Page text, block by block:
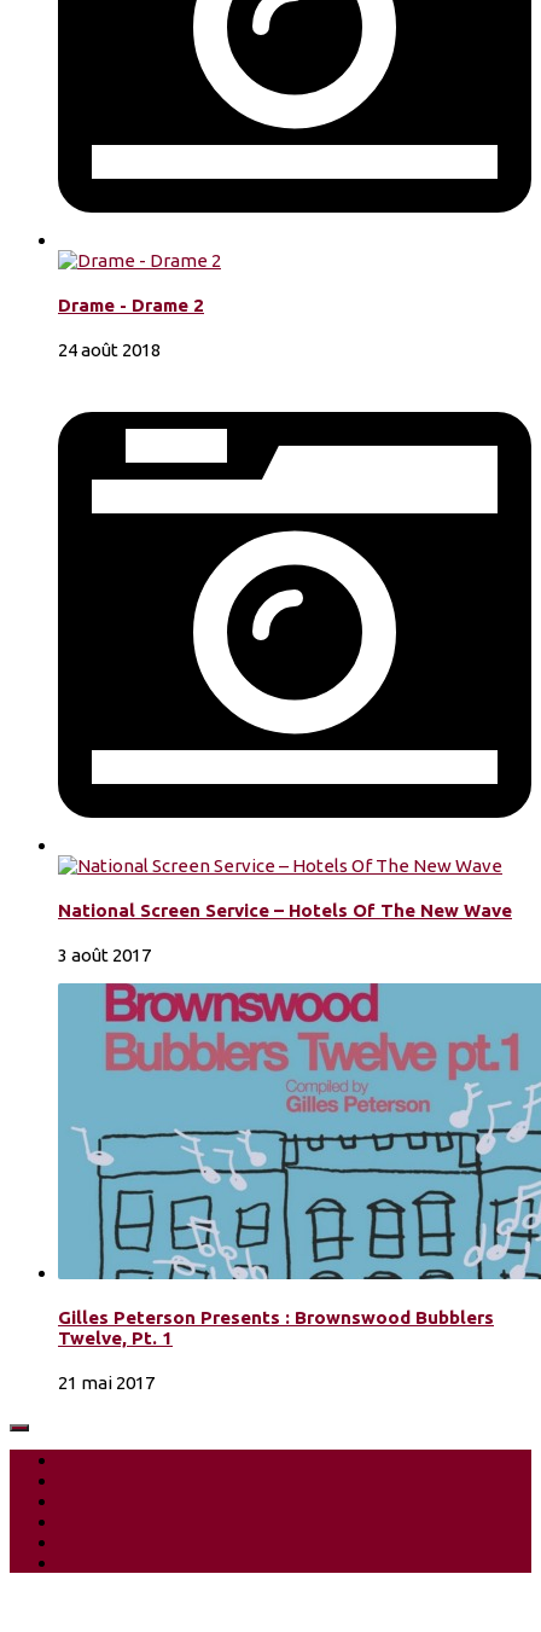
Drame - Drame 2
24 août 2018
National Screen Service – Hotels Of The New Wave
3 août 2017
Gilles Peterson Presents : Brownswood Bubblers
Twelve, Pt. 1
21 mai 2017